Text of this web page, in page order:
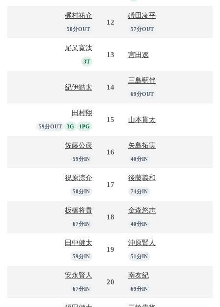
梶村祐介
50分OUT
12
礒田凌平
57分OUT
尾又寛汰
3T
13 宮田遼
紀伊皓太 14
三島藍伴
69分OUT
田村煕
59分OUT 3G 1PG
15 山本貫太
佐藤公彦
59分IN
16
矢島拓実
40分IN
祝原涼介
50分IN
17
後藤義和
74分IN
板橋将貴
67分IN
18
金森悠志
40分IN
田中健太
59分IN
19
沖原賢人
51分IN
安永賢人
67分IN
20
南友紀
69分IN